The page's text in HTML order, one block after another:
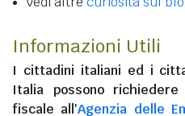
Informazioni Utili
I cittadini italiani ed i
Italia possono
fiscale all'Agenzia delle